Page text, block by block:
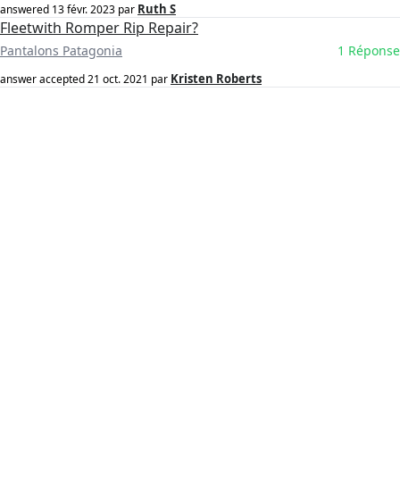
answered 13 févr. 2023 par Ruth S
Fleetwith Romper Rip Repair?
Pantalons Patagonia 1 Réponse
answer accepted21 oct. 2021 par Kristen Roberts